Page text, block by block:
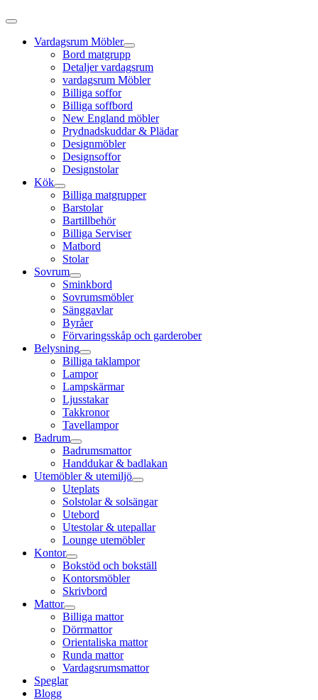
Vardagsrum Möbler
Bord matgrupp
Detaljer vardagsrum
vardagsrum Möbler
Billiga soffor
Billiga soffbord
New England möbler
Prydnadskuddar & Plädar
Designmöbler
Designsoffor
Designstolar
Kök
Billiga matgrupper
Barstolar
Bartillbehör
Billiga Serviser
Matbord
Stolar
Sovrum
Sminkbord
Sovrumsmöbler
Sänggavlar
Byråer
Förvaringsskåp och garderober
Belysning
Billiga taklampor
Lampor
Lampskärmar
Ljusstakar
Takkronor
Tavellampor
Badrum
Badrumsmattor
Handdukar & badlakan
Utemöbler & utemiljö
Uteplats
Solstolar & solsängar
Utebord
Utestolar & utepallar
Lounge utemöbler
Kontor
Bokstöd och bokställ
Kontorsmöbler
Skrivbord
Mattor
Billiga mattor
Dörrmattor
Orientaliska mattor
Runda mattor
Vardagsrumsmattor
Speglar
Blogg